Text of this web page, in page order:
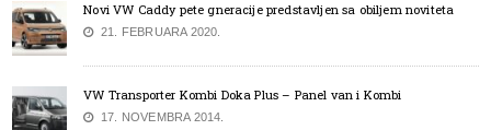
Novi VW Caddy pete gneracije predstavljen sa obiljem noviteta
21. FEBRUARA 2020.
VW Transporter Kombi Doka Plus – Panel van i Kombi
17. NOVEMBRA 2014.